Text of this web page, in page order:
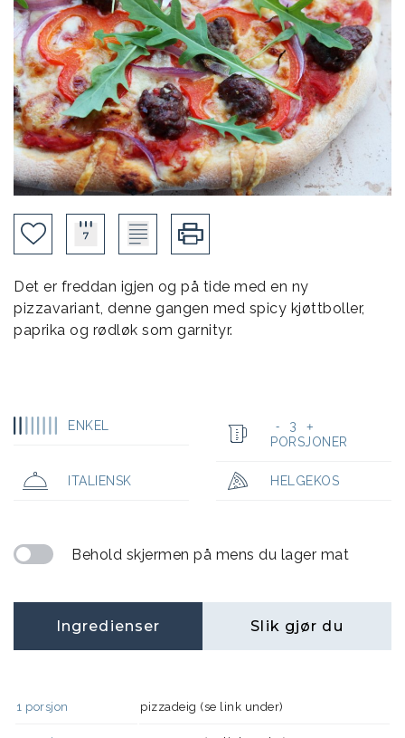
Det er freddan igjen og på tide med en ny
pizzavariant, denne gangen med spicy kjøttboller,
paprika og rødløk som garnityr.
ENKEL - 3 +
PORSJONER
ITALIENSK HELGEKOS
Behold skjermen på mens du lager mat
Ingredienser Slik gjør du
1 porsjon pizzadeig (se link under)